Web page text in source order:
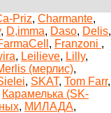
Priz, Charmante,
, D,imma, Daso, Delis,
, Franzoni ,
, Leilieve, Lilly,
(мерлис),
, SKAT, Tom Farr,
Карамелька (SK-
, МИЛАДА,